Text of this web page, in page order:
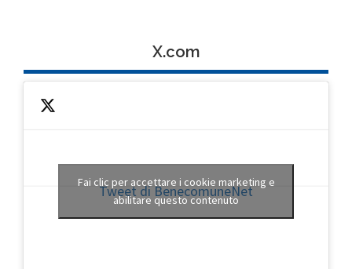
X.com
Tweet di BenecomuneNet
Fai clic per accettare i cookie marketing e
abilitare questo contenuto